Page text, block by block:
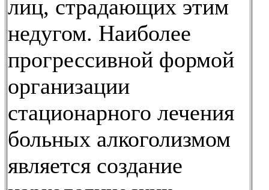
лиц, страдающих этим
недугом. Наиболее
прогрессивной формой
организации
стационарного лечения
больных алкоголизмом
является создание